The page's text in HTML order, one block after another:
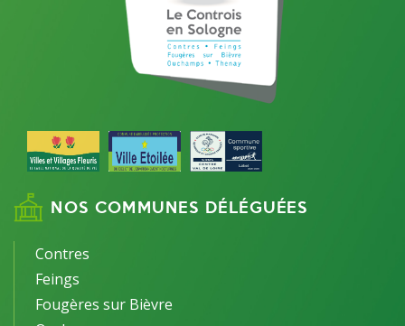
NOS COMMUNES DÉLÉGUÉES
Contres
Feings
Fougères sur Bièvre